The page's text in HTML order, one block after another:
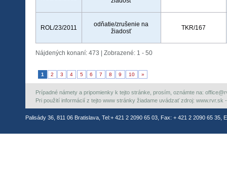
ROL/23/2011
odňatie/zrušenie na
žiadosť
TKR/167
Nájdených konaní: 473 | Zobrazené: 1 - 50
1 2 3 4 5 6 7 8 9 10 »
Prípadné námety a pripomienky k tejto stránke, prosím, oznámte na:
Pri použití informácií z tejto www stránky žiadame uvádzať zdroj: www.rvr.sk
Palisády 36, 811 06 Bratislava, Tel:+ 421 2 2090 65 03, Fax: + 421 2 2090 65 35,